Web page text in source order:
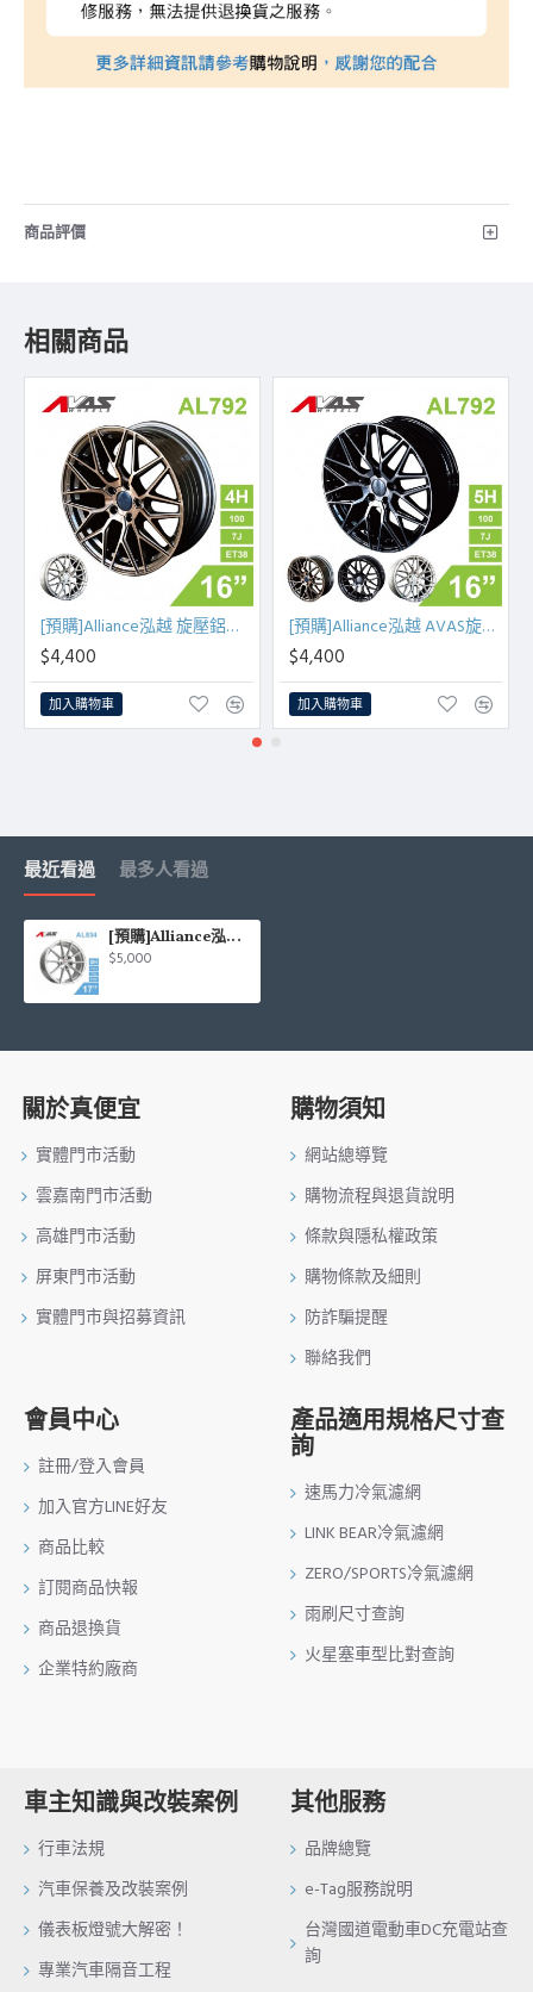
商品評價
相關商品
[預購]Alliance泓越 旋壓鋁圈輪框 AL792 16吋 4孔100/7J/ET38(古銅金/銀車面)
$4,400
加入購物車
[預購]Alliance泓越 AVAS旋壓鋁圈輪框 AL792 16吋 5孔100/7J/ET38
$4,400
加入購物車
最近看過 最多人看過
[預購]Alliance泓越 AVAS旋壓鋁圈輪框 AL834 17吋 5孔114.3/7.5J/ET38(銀車面)
$5,000
關於真便宜
實體門市活動
雲嘉南門市活動
高雄門市活動
屏東門市活動
實體門市與招募資訊
購物須知
網站總導覽
購物流程與退貨說明
條款與隱私權政策
購物條款及細則
防詐騙提醒
聯絡我們
會員中心
註冊/登入會員
加入官方LINE好友
商品比較
訂閱商品快報
商品退換貨
企業特約廠商
產品適用規格尺寸查
詢
速馬力冷氣濾網
LINK BEAR冷氣濾網
ZERO/SPORTS冷氣濾網
雨刷尺寸查詢
火星塞車型比對查詢
車主知識與改裝案例
行車法規
汽車保養及改裝案例
儀表板燈號大解密！
專業汽車隔音工程
其他服務
品牌總覽
e-Tag服務說明
台灣國道電動車DC充電站查
詢